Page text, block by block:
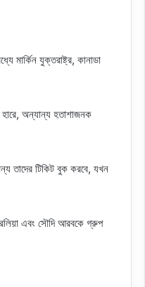
মার্কিন যুক্তরাষ্ট্র, কানাডা
হারে, অন্যান্য হতাশাজনক
তাদের টিকিট বুক করবে, যখন
এবং সৌদি আরবকে গ্রুপ